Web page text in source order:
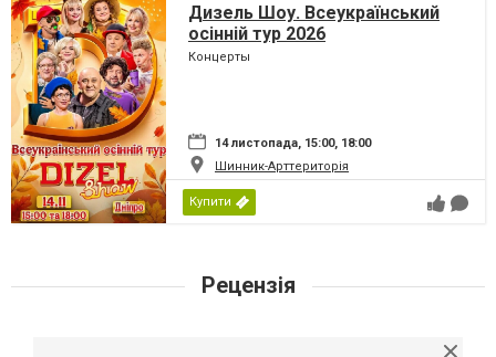
Дизель Шоу. Всеукраїнський
осінній тур 2026
Концерты
14 листопада, 15:00, 18:00
Шинник-Арттериторія
Купити
Рецензія